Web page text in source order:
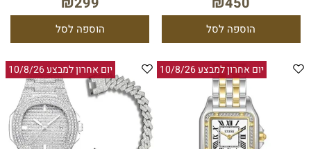
הוספה לסל הוספה לסל
יום אחרון למבצע 10/8/26 יום אחרון למבצע 10/8/26